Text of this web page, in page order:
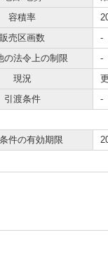
容積率
販売区画数
-
の法令上の制限
-
現況
引渡条件
-
件の有効期限